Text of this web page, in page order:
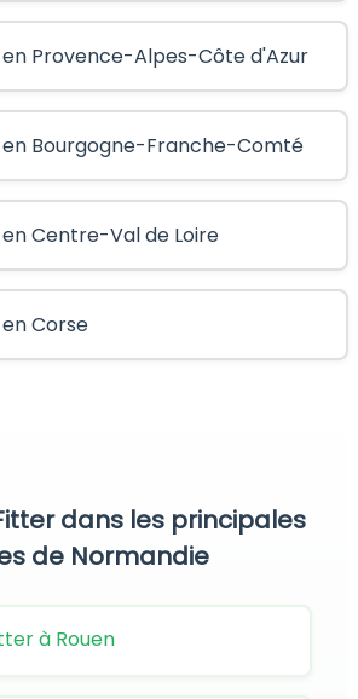
en Provence-Alpes-Côte d'Azur
en Bourgogne-Franche-Comté
Centre-Val de Loire
Corse
dans les principales
de Normandie
à Rouen